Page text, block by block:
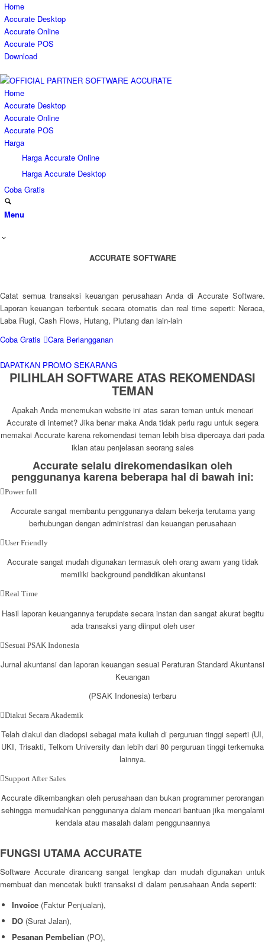
Home
Accurate Desktop
Accurate Online
Accurate POS
Download
Home
Accurate Desktop
Accurate Online
Accurate POS
Harga
Harga Accurate Online
Harga Accurate Desktop
Coba Gratis
Menu
ACCURATE SOFTWARE
Catat semua transaksi keuangan perusahaan Anda di Accurate Software.
Laporan keuangan terbentuk secara otomatis dan real time seperti: Neraca,
Laba Rugi, Cash Flows, Hutang, Piutang dan lain-lain
Coba Gratis
Cara Berlangganan
DAPATKAN PROMO SEKARANG
PILIHLAH SOFTWARE ATAS REKOMENDASI
TEMAN
Apakah Anda menemukan website ini atas saran teman untuk mencari
Accurate di internet? Jika benar maka Anda tidak perlu ragu untuk segera
memakai Accurate karena rekomendasi teman lebih bisa dipercaya dari pada
iklan atau penjelasan seorang sales
Accurate selalu direkomendasikan oleh
penggunanya karena beberapa hal di bawah ini:
Power full
Accurate sangat membantu penggunanya dalam bekerja terutama yang
berhubungan dengan administrasi dan keuangan perusahaan
User Friendly
Accurate sangat mudah digunakan termasuk oleh orang awam yang tidak
memiliki background pendidikan akuntansi
Real Time
Hasil laporan keuangannya terupdate secara instan dan sangat akurat begitu
ada transaksi yang diinput oleh user
Sesuai PSAK Indonesia
Jurnal akuntansi dan laporan keuangan sesuai Peraturan Standard Akuntansi
Keuangan
(PSAK Indonesia) terbaru
Diakui Secara Akademik
Telah diakui dan diadopsi sebagai mata kuliah di perguruan tinggi seperti (UI,
UKI, Trisakti, Telkom University dan lebih dari 80 perguruan tinggi terkemuka
lainnya.
Support After Sales
Accurate dikembangkan oleh perusahaan dan bukan programmer perorangan
sehingga memudahkan penggunanya dalam mencari bantuan jika mengalami
kendala atau masalah dalam penggunaannya
FUNGSI UTAMA ACCURATE
Software Accurate dirancang sangat lengkap dan mudah digunakan untuk
membuat dan mencetak bukti transaksi di dalam perusahaan Anda seperti:
Invoice (Faktur Penjualan),
DO (Surat Jalan),
Pesanan Pembelian (PO),